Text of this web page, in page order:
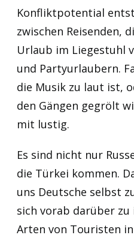
Konfliktpotential
zwischen Reisenden,
Urlaub im Liegestuhl
und Partyurlaubern.
die Musik zu laut ist,
den Gängen gegrölt
mit lustig.
Es sind nicht nur
die Türkei kommen.
uns Deutsche selbst
sich vorab darüber
Arten von Touristen